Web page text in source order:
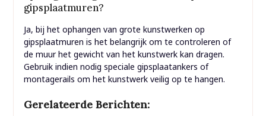
gipsplaatmuren?
Ja, bij het ophangen van grote kunstwerken op
gipsplaatmuren is het belangrijk om te controleren of
de muur het gewicht van het kunstwerk kan dragen.
Gebruik indien nodig speciale gipsplaatankers of
montagerails om het kunstwerk veilig op te hangen.
Gerelateerde Berichten: